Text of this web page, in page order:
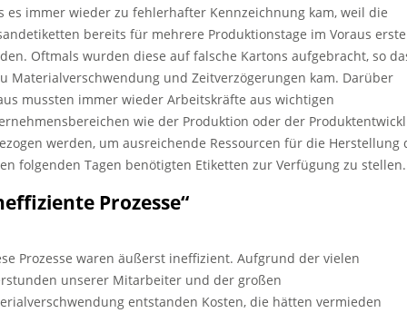
es immer wieder zu fehlerhafter Kennzeichnung kam, weil die
bereits für mehrere Produktionstage im Voraus
Oftmals wurden diese auf falsche Kartons aufgebracht, so
Materialverschwendung und Zeitverzögerungen kam. Darüber
mussten immer wieder Arbeitskräfte aus wichtigen
wie der Produktion oder der
werden, um ausreichende Ressourcen für die Herstellung
folgenden Tagen benötigten Etiketten zur Verfügung zu stellen.
Prozesse“
Prozesse waren äußerst ineffizient. Aufgrund der vielen
unserer Mitarbeiter und der großen
entstanden Kosten, die hätten vermieden